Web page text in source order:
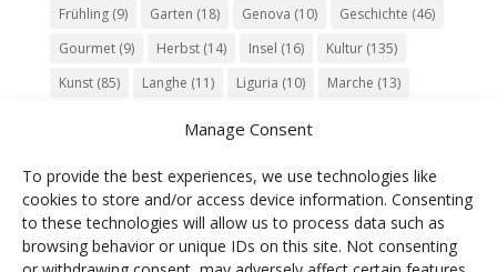
Manage Consent
To provide the best experiences, we use technologies like
cookies to store and/or access device information. Consenting
to these technologies will allow us to process data such as
browsing behavior or unique IDs on this site. Not consenting
Frühling(9) Garten (18) Genova (10) Geschichte (46)
Gourmet(9) Herbst(14) Insel (16) Kultur(135)
Kunst(85) Langhe (11) Liguria (10) Marche (13)
Piemonte(15) Puglia(12) Religion(22) Roma(47)
Sardegna(20) September(9) Torino(12)
Tradition(26) Veneto(12) Verona(11) Wein(31)